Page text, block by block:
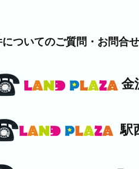
・お問合せはこ
駅